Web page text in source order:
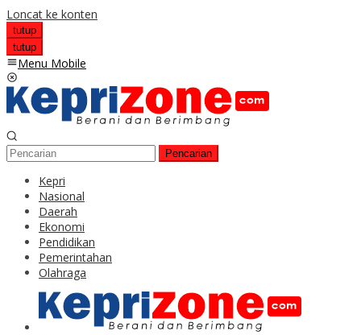
Loncat ke konten
tutup
tutup
Menu Mobile
Pencarian
Kepri
Nasional
Daerah
Ekonomi
Pendidikan
Pemerintahan
Olahraga